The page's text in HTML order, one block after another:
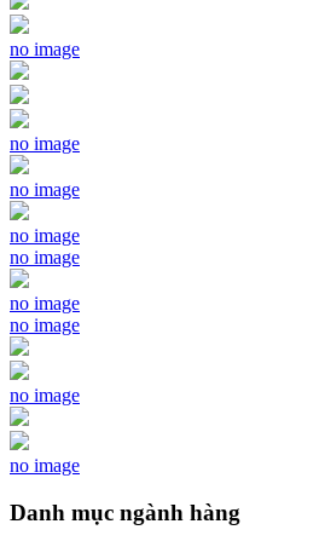
no image
no image
no image
no image
no image
no image
no image
no image
no image
Danh mục ngành hàng